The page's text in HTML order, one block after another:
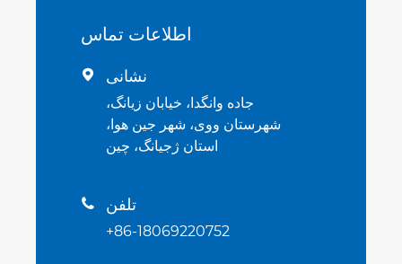
اطلاعات تماس
 نشانی
جاده وانگدا، خیابان زیانگ،
شهرستان ووی، شهر جین هوا،
استان ژجیانگ، چین
 تلفن
+86-18069220752